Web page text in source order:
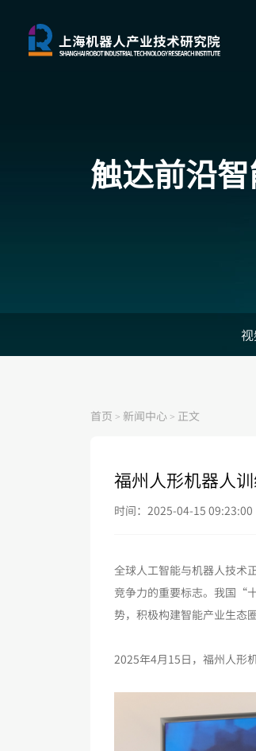
触达前沿
首页 > 新闻中心 > 正文
福州人形机器人
时间：2025-04-15 09:23:00
全球人工智能与机器人技术
竞争力的重要标志。我国“
势，积极构建智能产业生态
2025年4月15日，福州人形